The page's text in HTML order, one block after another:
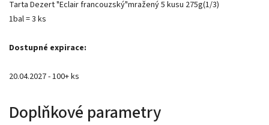
Tarta Dezert "Eclair francouzský"mražený 5 kusu 275g(1/3)
1bal = 3 ks
Dostupné expirace:
20.04.2027 - 100+ ks
Doplňkové parametry